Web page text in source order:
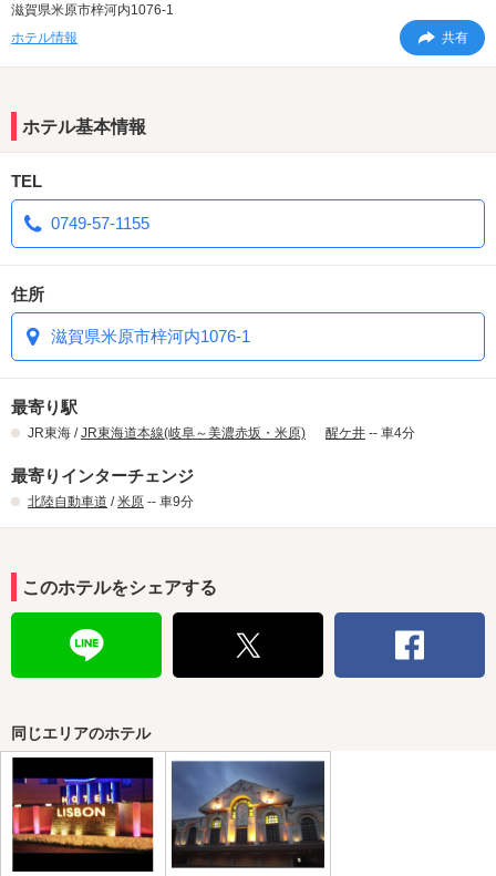
滋賀県米原市梓河内1076-1
ホテル情報
共有
ホテル基本情報
TEL
0749-57-1155
住所
滋賀県米原市梓河内1076-1
最寄り駅
JR東海 /JR東海道本線(岐阜～美濃赤坂・米原) 醒ケ井 -- 車4分
最寄りインターチェンジ
北陸自動車道 /米原 -- 車9分
このホテルをシェアする
同じエリアのホテル